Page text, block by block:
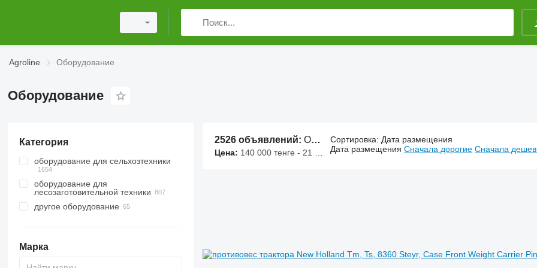
Agroline Оборудование
Оборудование
Категория
оборудование для сельхозтехники
ковши фронтальные
ковши для силоса
навесные фронтальные
вилы для рулонов
оборудование для
лесозаготовительной техники
захваты для леса
харвестерные головки
другое оборудование
Марка
2526 объявлений: Оборудование
Цена: 140 000 тенге - 21 000 000 тенге
Сортировка: Дата размещения
Дата размещения Сначала дорогие Сначала